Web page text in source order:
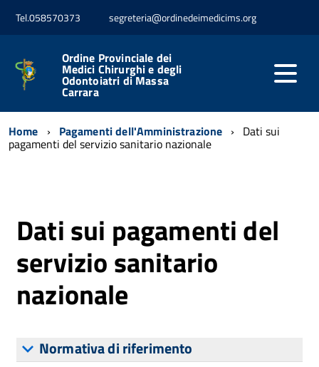
Tel.058570373 segreteria@ordinedeimedicims.org
Ordine Provinciale dei
Medici Chirurghi e degli
Odontoiatri di Massa
Carrara
Home Pagamenti dell'Amministrazione Dati sui
pagamenti del servizio sanitario nazionale
Dati sui pagamenti del
servizio sanitario
nazionale
Normativa di riferimento